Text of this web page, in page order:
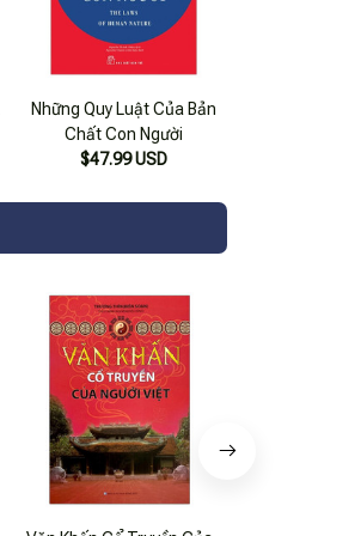
Những Quy Luật Của Bản
Chất Con Người
$47.99 USD